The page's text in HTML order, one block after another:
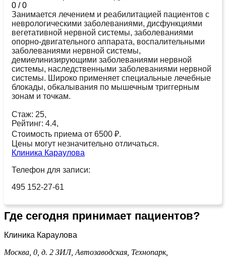
0 /0
Занимается лечением и реабилитацией пациентов с
неврологическими заболеваниями, дисфункциями
вегетативной нервной системы, заболеваниями
опорно-двигательного аппарата, воспалительными
заболеваниями нервной системы,
демиелинизирующими заболеваниями нервной
системы, наследственными заболеваниями нервной
системы. Широко применяет специальные лечебные
блокады, обкалывания по мышечным триггерным
зонам и точкам.
Стаж: 25,
Рейтинг: 4.4,
Стоимость приема от 6500 ₽.
Цены могут незначительно отличаться.
Клиника Караулова
Телефон для записи:
495 152-27-61
Где сегодня принимает пациентов?
Клиника Караулова
Москва, 0, д. 2 ЗИЛ, Автозаводская, Технопарк,